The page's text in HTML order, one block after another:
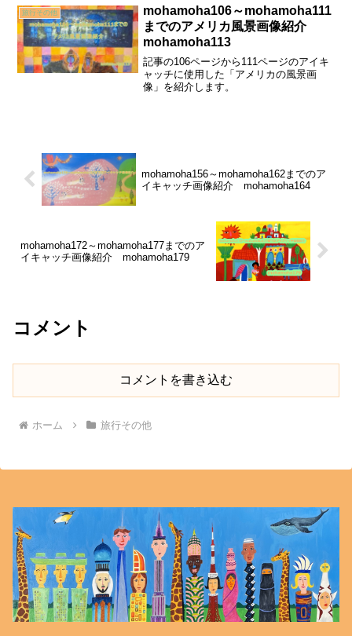
のある，ムンバイのガネーシャ寺院の画
像もあります。
旅行その他
mohamoha106～mohamoha111
までのアメリカ風景画像紹介
mohamoha113
記事の106ページから111ページのアイキ
ャッチに使用した「アメリカの風景画
像」を紹介します。
mohamoha156～mohamoha162までのア
イキャッチ画像紹介 mohamoha164
mohamoha172～mohamoha177までのア
イキャッチ画像紹介 mohamoha179
コメント
コメントを書き込む
ホーム 旅行その他